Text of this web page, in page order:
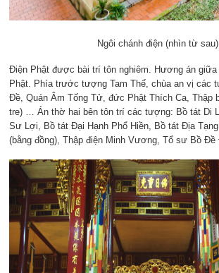
Ngôi chánh điện (nhìn từ sau)
Điện Phật được bài trí tôn nghiêm. Hương án
Phật. Phía trước tượng Tam Thế, chùa an vị các
Đề, Quán Âm Tống Tử, đức Phật Thích Ca, Thập
tre) … Án thờ hai bên tôn trí các tượng: Bồ tát Di
Sư Lợi, Bồ tát Đại Hạnh Phổ Hiền, Bồ tát Địa
(bằng đồng), Thập điện Minh Vương, Tổ sư Bồ Đề